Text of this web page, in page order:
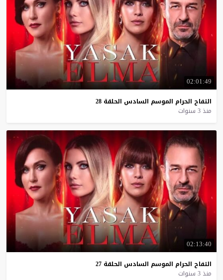
02:01:49
التفاح الحرام الموسم السادس الحلقة 28
منذ 3 سنوات
02:13:40
التفاح الحرام الموسم السادس الحلقة 27
منذ 3 سنوات